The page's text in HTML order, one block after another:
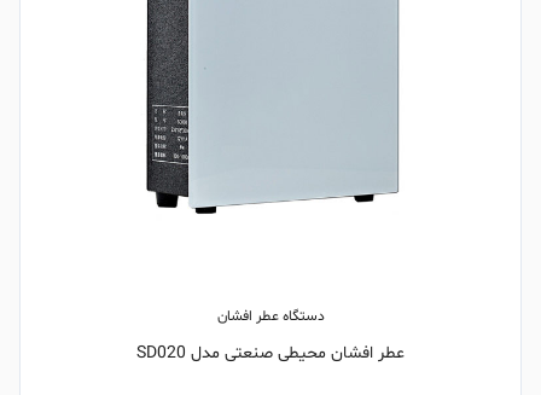
دستگاه عطر افشان
عطر افشان محیطی صنعتی مدل SD020